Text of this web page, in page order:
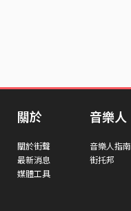
關於
關於街聲
最新消息
媒體工具
音樂人
音樂人指南
街托邦